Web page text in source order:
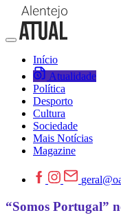
Início
Atualidade
Política
Desporto
Cultura
Sociedade
Mais Notícias
Magazine
“Somos Portugal”